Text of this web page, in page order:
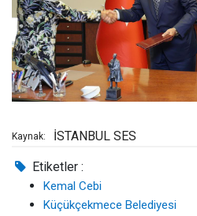
Kaynak: İSTANBUL SES
Etiketler :
Kemal Cebi
Küçükçekmece Belediyesi